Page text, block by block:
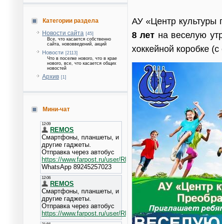
Категории раздела
Новости сайта [45]
Все, что касается собственно
сайта, нововведений, акций
Новости [2113]
Что в поселке нового, что в крае
нового, все, что касается общих
новостей
Архив [1]
Мини-чат
АУ «Центр культуры
8 лет на веселую
хоккейной коробке